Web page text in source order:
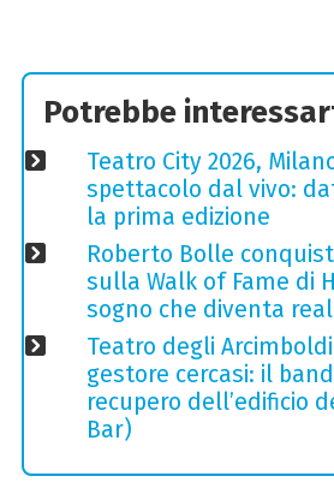
Potrebbe
Teatro City 2026,
spettacolo dal vivo:
la prima edizione
Roberto Bolle
sulla Walk of Fame di
sogno che diventa
Teatro degli
gestore cercasi: il
recupero dell’edificio
Bar)